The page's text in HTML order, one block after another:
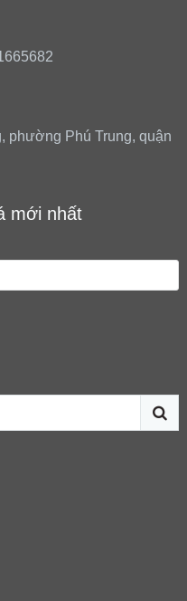
phường Phú Trung, quận
mới nhất